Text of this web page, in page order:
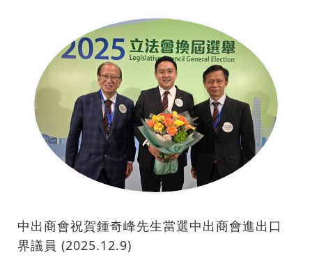
中出商會祝賀鍾奇峰先生當選中出商會進出口
界議員 (2025.12.9)